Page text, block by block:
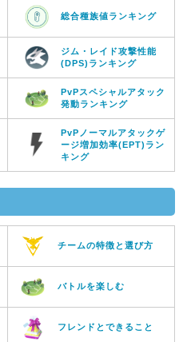
総合種族値ランキング
ジム・レイド攻撃性能
(DPS)ランキング
PvPスペシャルアタック
発動ランキング
PvPノーマルアタックゲ
ージ増加効率(EPT)ラン
キング
チームの特徴と選び方
バトルを楽しむ
フレンドとできること